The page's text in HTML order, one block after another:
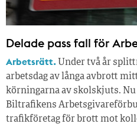
Delade pass fall för
Arbetsrätt. Under två år
arbetsdag av långa avbrott
körningarna av skolskjuts.
Biltrafikens
trafikföretag för brott mot